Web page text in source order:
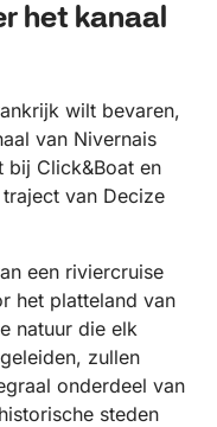
het kanaal
wilt bevaren,
van Nivernais
bij Click&Boat en
van Decize
een riviercruise
het platteland van
natuur die elk
zullen
onderdeel van
steden